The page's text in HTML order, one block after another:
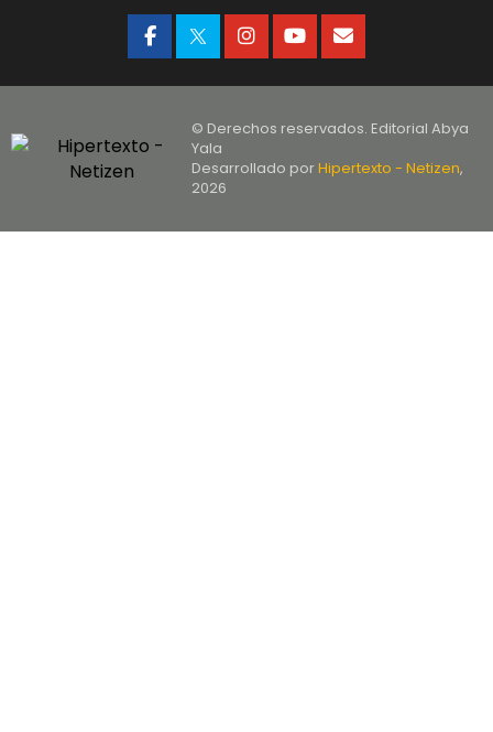
© Derechos reservados. Editorial Abya
Yala
Desarrollado porHipertexto - Netizen,
2026